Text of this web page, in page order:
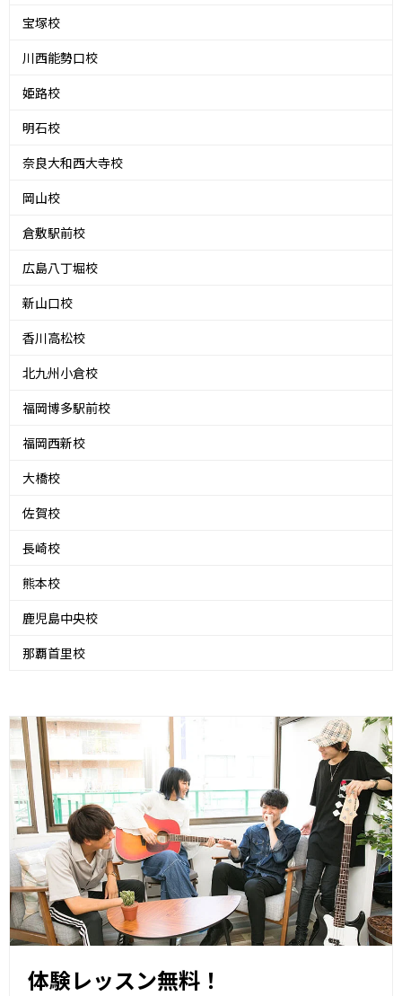
宝塚校
川西能勢口校
姫路校
明石校
奈良大和西大寺校
岡山校
倉敷駅前校
広島八丁堀校
新山口校
香川高松校
北九州小倉校
福岡博多駅前校
福岡西新校
大橋校
佐賀校
長崎校
熊本校
鹿児島中央校
那覇首里校
体験レッスン無料！